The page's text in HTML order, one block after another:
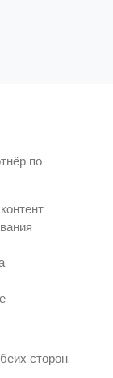
по
сторон.